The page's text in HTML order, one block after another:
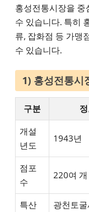
홍성전통시장을
수 있습니다. 특히
류, 잡화점 등 가맹
수 있습니다.
1) 홍성전통시
구분
개설
년도
1943년
점포
수
220여 개
특산
광천토